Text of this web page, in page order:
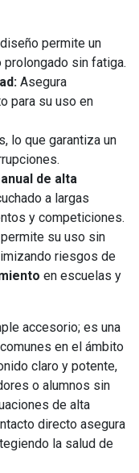
permite un
prolongado sin fatiga.
Asegura
para su uso en
lo que garantiza un
de alta
a largas
y competiciones.
su uso sin
riesgos de
en escuelas y
accesorio; es una
en el ámbito
claro y potente,
o alumnos sin
de alta
directo asegura
la salud de